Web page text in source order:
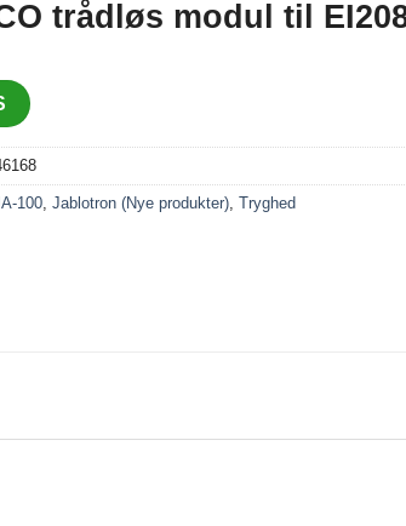
trådløs modul til
100 Jablotron (Nye produkter) Tryghed